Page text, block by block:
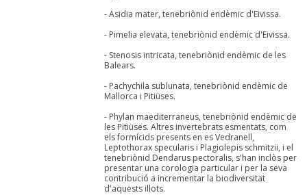
- Asidia mater, tenebriònid endèmic d'Eivissa.
- Pimelia elevata, tenebriònid endèmic d'Eivissa.
- Stenosis intricata, tenebriònid endèmic de les
Balears.
- Pachychila sublunata, tenebriònid endèmic de
Mallorca i Pitiüses.
- Phylan maediterraneus, tenebriònid endèmic de
les Pitiüses. Altres invertebrats esmentats, com
els formícids presents en es Vedranell,
Leptothorax specularis i Plagiolepis schmitzii, i el
tenebriònid Dendarus pectoralis, s'han inclòs per
presentar una corologia particular i per la seva
contribució a incrementar la biodiversitat
d'aquests illots.